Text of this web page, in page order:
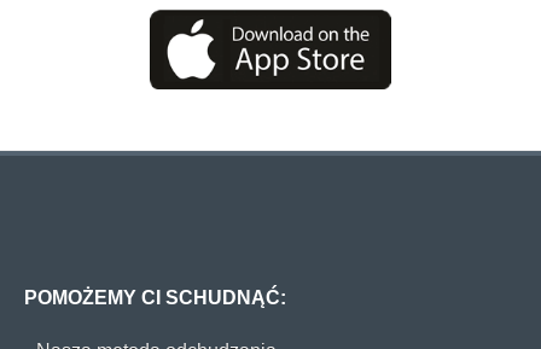
POMOŻEMY CI SCHUDNĄĆ: